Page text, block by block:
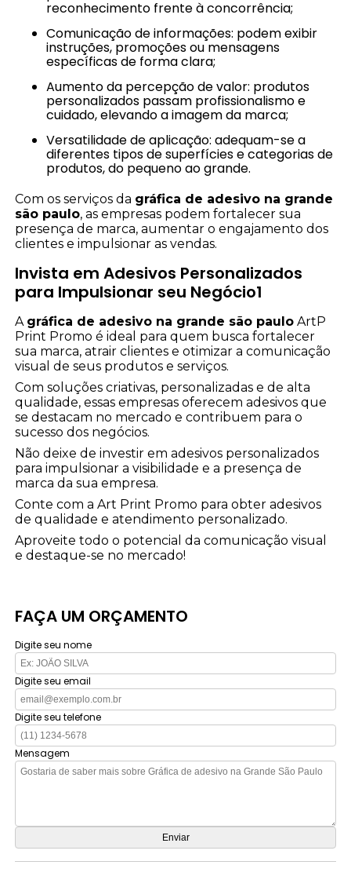
reconhecimento frente à concorrência;
Comunicação de informações: podem exibir
instruções, promoções ou mensagens
específicas de forma clara;
Aumento da percepção de valor: produtos
personalizados passam profissionalismo e
cuidado, elevando a imagem da marca;
Versatilidade de aplicação: adequam-se a
diferentes tipos de superfícies e categorias de
produtos, do pequeno ao grande.
Com os serviços da gráfica de adesivo na grande
são paulo, as empresas podem fortalecer sua
presença de marca, aumentar o engajamento dos
clientes e impulsionar as vendas.
Invista em Adesivos Personalizados
para Impulsionar seu Negócio1
A gráfica de adesivo na grande são paulo ArtP
Print Promo é ideal para quem busca fortalecer
sua marca, atrair clientes e otimizar a comunicação
visual de seus produtos e serviços.
Com soluções criativas, personalizadas e de alta
qualidade, essas empresas oferecem adesivos que
se destacam no mercado e contribuem para o
sucesso dos negócios.
Não deixe de investir em adesivos personalizados
para impulsionar a visibilidade e a presença de
marca da sua empresa.
Conte com a Art Print Promo para obter adesivos
de qualidade e atendimento personalizado.
Aproveite todo o potencial da comunicação visual
e destaque-se no mercado!
FAÇA UM ORÇAMENTO
Digite seu nome
Digite seu email
Digite seu telefone
Mensagem